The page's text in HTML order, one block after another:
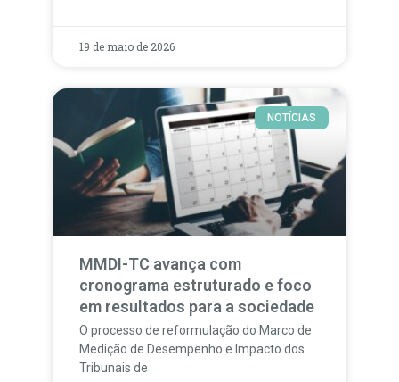
19 de maio de 2026
NOTÍCIAS
MMDI-TC avança com
cronograma estruturado e foco
em resultados para a sociedade
O processo de reformulação do Marco de
Medição de Desempenho e Impacto dos
Tribunais de